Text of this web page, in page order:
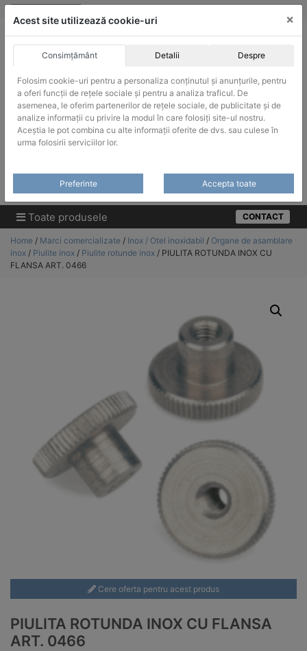
Skip
ACHIZITII PUBLICE
Produsele pot fi achizitionate si in sistemul SEAP / SICAP
Products
Toate produsele CONTACT
Home / Marci comercializate / Inox / Otel inoxidabil / Organe de asamblare
inox / Piulite inox / Piulite rotunde inox / PIULITA ROTUNDA INOX CU
FLANSA ART. 0466
Cere oferta pentru acest produs
PIULITA ROTUNDA INOX CU FLANSA
ART. 0466
Acest site utilizează cookie-uri ×
Consimțământ Detalii Despre
Folosim cookie-uri pentru a personaliza conținutul și anunțurile, pentru
a oferi funcții de rețele sociale și pentru a analiza traficul. De
asemenea, le oferim partenerilor de rețele sociale, de publicitate și de
analize informații cu privire la modul în care folosiți site-ul nostru.
Aceștia le pot combina cu alte informații oferite de dvs. sau culese în
urma folosirii serviciilor lor.
Preferinte Accepta toate